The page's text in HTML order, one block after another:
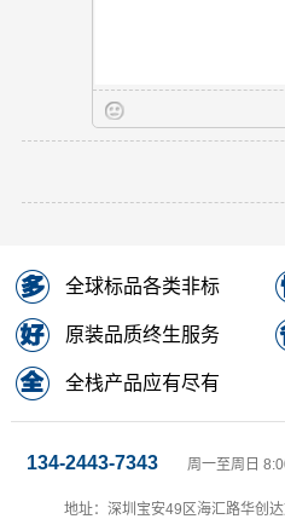
全球标品各类非标
原装品质终生服务
全栈产品应有尽有
134-2443-7343 周一至周日
地址：深圳宝安49区海汇路华创